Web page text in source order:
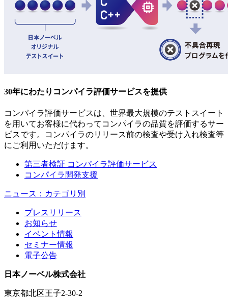
30年にわたりコンパイラ評価サービスを提供
コンパイラ評価サービスは、世界最大規模のテストスイート
を用いてお客様に代わってコンパイラの品質を評価するサー
ビスです。コンパイラのリリース前の検査や受け入れ検査等
にご利用いただけます。
第三者検証 コンパイラ評価サービス
コンパイラ開発支援
ニュース：カテゴリ別
プレスリリース
お知らせ
イベント情報
セミナー情報
電子公告
日本ノーベル株式会社
東京都北区王子2-30-2